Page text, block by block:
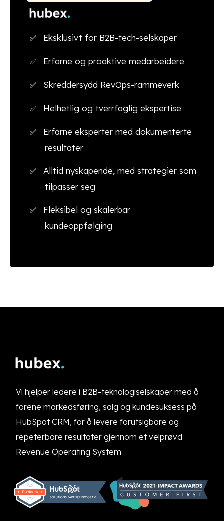
Eksklusivt for B2B-tech-selskaper
Erfarne og proaktive medarbeidere
Skreddersydd RevOps-rammeverk
Helhetlig og tverrfaglig ekspertise
Erfarne eksperter med dokumenterte
resultater
Alltid nyskapende, med strategier som
tilpasser seg
Fleksibel og skalerbar
kundeoppfølging
Vi hjelper ledere i B2B-teknologiselskaper med å
forene markedsføring, salg og kundesuksess på
HubSpot CRM, for å levere forutsigbare og
repeterbare resultater gjennom et velprøvd
Revenue Operating System.